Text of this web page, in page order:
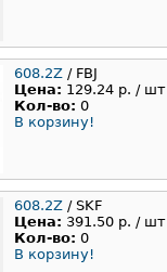
608.2Z / FBJ
Цена: 129.24 р. / шт
Кол-во: 0
В корзину!
608.2Z / SKF
Цена: 391.50 р. / шт
Кол-во: 0
В корзину!